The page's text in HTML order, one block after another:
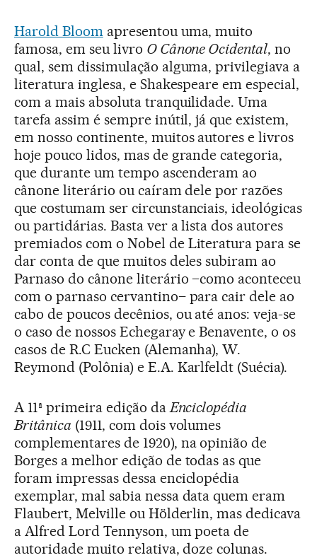
Harold Bloomapresentou uma, muito
famosa, em seu livro O Cânone Ocidental, no
qual, sem dissimulação alguma, privilegiava a
literatura inglesa, e Shakespeare em especial,
com a mais absoluta tranquilidade. Uma
tarefa assim é sempre inútil, já que existem,
em nosso continente, muitos autores e livros
hoje pouco lidos, mas de grande categoria,
que durante um tempo ascenderam ao
cânone literário ou caíram dele por razões
que costumam ser circunstanciais, ideológicas
ou partidárias. Basta ver a lista dos autores
premiados com o Nobel de Literatura para se
dar conta de que muitos deles subiram ao
Parnaso do cânone literário –como aconteceu
com o parnaso cervantino– para cair dele ao
cabo de poucos decênios, ou até anos: veja-se
o caso de nossos Echegaray e Benavente, o os
casos de R.C Eucken (Alemanha), W.
Reymond (Polônia) e E.A. Karlfeldt (Suécia).
A 11ª primeira edição daEnciclopédia
Britânica (1911, com dois volumes
complementares de 1920), na opinião de
Borges a melhor edição de todas as que
foram impressas dessa enciclopédia
exemplar, mal sabia nessa data quem eram
Flaubert, Melville ou Hölderlin, mas dedicava
a Alfred Lord Tennyson, um poeta de
autoridade muito relativa, doze colunas.